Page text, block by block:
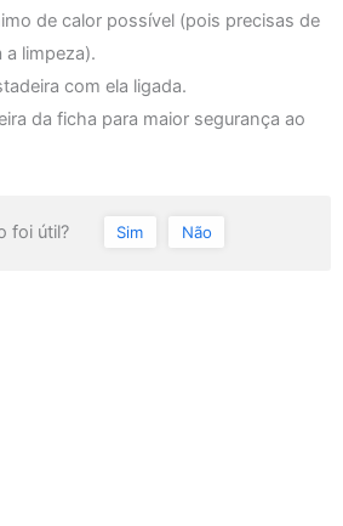
de calor possível (pois precisas de
a limpeza).
com ela ligada.
da ficha para maior segurança ao
foi útil? Sim Não